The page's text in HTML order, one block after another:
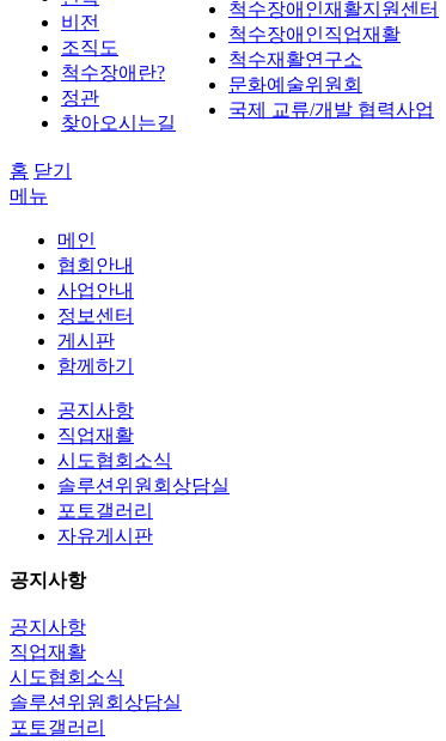
비전
조직도
척수장애란?
정관
찾아오시는길
척수장애인재활지원센터
척수장애인직업재활
척수재활연구소
문화예술위원회
국제 교류/개발 협력사업
홈 닫기
메뉴
메인
협회안내
사업안내
정보센터
게시판
함께하기
공지사항
직업재활
시도협회소식
솔루션위원회상담실
포토갤러리
자유게시판
공지사항
공지사항
직업재활
시도협회소식
솔루션위원회상담실
포토갤러리